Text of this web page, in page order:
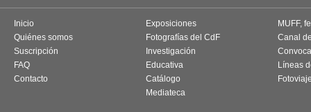
Inicio
Quiénes somos
Suscripción
FAQ
Contacto
Exposiciones
Fotografías del CdF
Investigación
Educativa
Catálogo
Mediateca
MUFF,
Canal
Líneas